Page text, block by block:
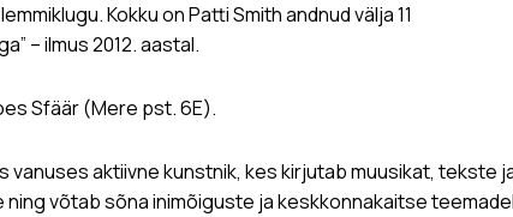
Kokku on Patti Smith andnud välja 11
– ilmus 2012. aastal.
Sfäär (Mere pst. 6E).
vanuses aktiivne kunstnik, kes kirjutab muusikat, tekste
võtab sõna inimõiguste ja keskkonnakaitse